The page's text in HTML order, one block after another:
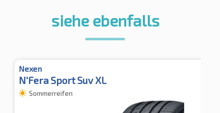
siehe ebenfalls
Nexen
N'Fera Sport Suv XL
Sommerreifen